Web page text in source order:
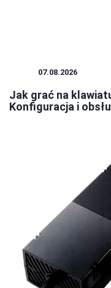
07.08.2026
Jak grać na
Konfiguracja i